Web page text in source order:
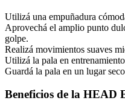
Utilizá una empuñadura
Aprovechá el amplio punto
golpe.
Realizá movimientos suaves
Utilizá la pala en
Guardá la pala en un lugar
Beneficios de la HEAD